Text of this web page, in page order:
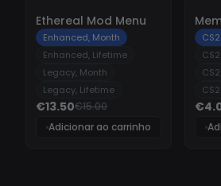
-10%
Ethereal Mod Menu
Enhanced, Month
Enhanced, Lifetime
Legacy, Month
Legacy, Lifetime
€13.50€15.00
Adicionar ao carrinho